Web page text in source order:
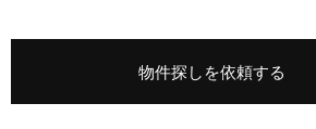
物件探しを依頼する